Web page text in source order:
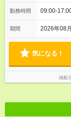
勤務時間 09:00-
期間 2026年08
気になる！
掲載